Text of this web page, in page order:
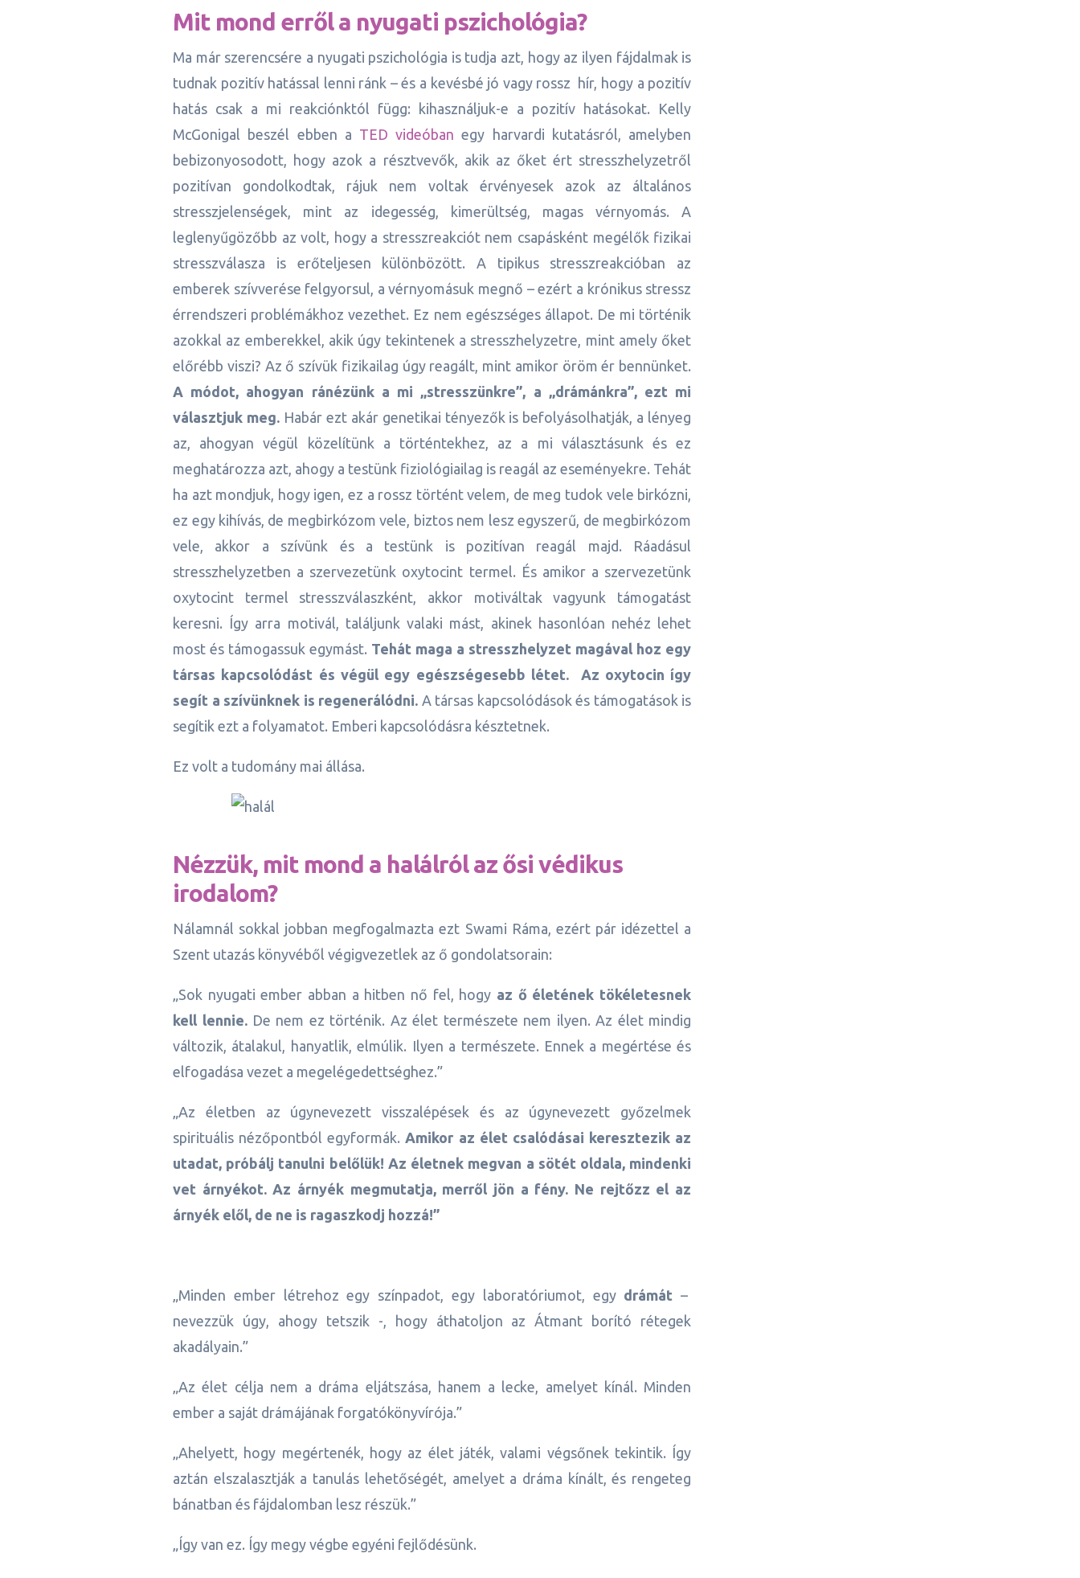
Mit mond erről a nyugati pszichológia?
Ma már szerencsére a nyugati pszichológia is tudja azt, hogy az ilyen fájdalmak is
tudnak pozitív hatással lenni ránk – és a kevésbé jó vagy rossz hír, hogy a pozitív
hatás csak a mi reakciónktól függ: kihasználjuk-e a pozitív hatásokat. Kelly
McGonigal beszél ebben a TED videóban egy harvardi kutatásról, amelyben
bebizonyosodott, hogy azok a résztvevők, akik az őket ért stresszhelyzetről
pozitívan gondolkodtak, rájuk nem voltak érvényesek azok az általános
stresszjelenségek, mint az idegesség, kimerültség, magas vérnyomás. A
leglenyűgözőbb az volt, hogy a stresszreakciót nem csapásként megélők fizikai
stresszválasza is erőteljesen különbözött. A tipikus stresszreakcióban az
emberek szívverése felgyorsul, a vérnyomásuk megnő – ezért a krónikus stressz
érrendszeri problémákhoz vezethet. Ez nem egészséges állapot. De mi történik
azokkal az emberekkel, akik úgy tekintenek a stresszhelyzetre, mint amely őket
előrébb viszi? Az ő szívük fizikailag úgy reagált, mint amikor öröm ér bennünket.
A módot, ahogyan ránézünk a mi „stresszünkre”, a „drámánkra”, ezt mi
választjuk meg.Habár ezt akár genetikai tényezők is befolyásolhatják, a lényeg
az, ahogyan végül közelítünk a történtekhez, az a mi választásunk és ez
meghatározza azt, ahogy a testünk fiziológiailag is reagál az eseményekre. Tehát
ha azt mondjuk, hogy igen, ez a rossz történt velem, de meg tudok vele birkózni,
ez egy kihívás, de megbirkózom vele, biztos nem lesz egyszerű, de megbirkózom
vele, akkor a szívünk és a testünk is pozitívan reagál majd. Ráadásul
stresszhelyzetben a szervezetünk oxytocint termel. És amikor a szervezetünk
oxytocint termel stresszválaszként, akkor motiváltak vagyunk támogatást
keresni. Így arra motivál, találjunk valaki mást, akinek hasonlóan nehéz lehet
most és támogassuk egymást. Tehát maga a stresszhelyzet magával hoz egy
társas kapcsolódást és végül egy egészségesebb létet. Az oxytocin így
segít a szívünknek is regenerálódni. A társas kapcsolódások és támogatások is
segítik ezt a folyamatot. Emberi kapcsolódásra késztetnek.
Ez volt a tudomány mai állása.
Nézzük, mit mond a halálról az ősi védikus
irodalom?
Nálamnál sokkal jobban megfogalmazta ezt Swami Ráma, ezért pár idézettel a
Szent utazás könyvéből végigvezetlek az ő gondolatsorain:
„Sok nyugati ember abban a hitben nő fel, hogy az ő életének tökéletesnek
kell lennie.De nem ez történik. Az élet természete nem ilyen. Az élet mindig
változik, átalakul, hanyatlik, elmúlik. Ilyen a természete. Ennek a megértése és
elfogadása vezet a megelégedettséghez.”
„Az életben az úgynevezett visszalépések és az úgynevezett győzelmek
spirituális nézőpontból egyformák. Amikor az élet csalódásai keresztezik az
utadat, próbálj tanulni belőlük! Az életnek megvan a sötét oldala, mindenki
vet árnyékot. Az árnyék megmutatja, merről jön a fény. Ne rejtőzz el az
árnyék elől, de ne is ragaszkodj hozzá!”
„Minden ember létrehoz egy színpadot, egy laboratóriumot, egy drámát –
nevezzük úgy, ahogy tetszik -, hogy áthatoljon az Átmant borító rétegek
akadályain.”
„Az élet célja nem a dráma eljátszása, hanem a lecke, amelyet kínál. Minden
ember a saját drámájának forgatókönyvírója.”
„Ahelyett, hogy megértenék, hogy az élet játék, valami végsőnek tekintik. Így
aztán elszalasztják a tanulás lehetőségét, amelyet a dráma kínált, és rengeteg
bánatban és fájdalomban lesz részük.”
„Így van ez. Így megy végbe egyéni fejlődésünk.